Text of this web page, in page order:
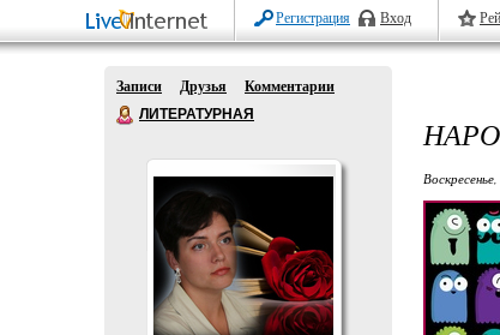
Регистрация Вход
Записи Друзья
Комментарии
ЛИТЕРАТУРНАЯ